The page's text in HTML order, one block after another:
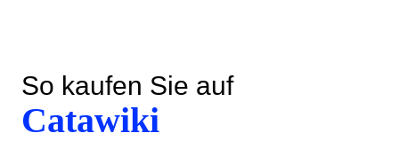
So kaufen Sie auf
Catawiki